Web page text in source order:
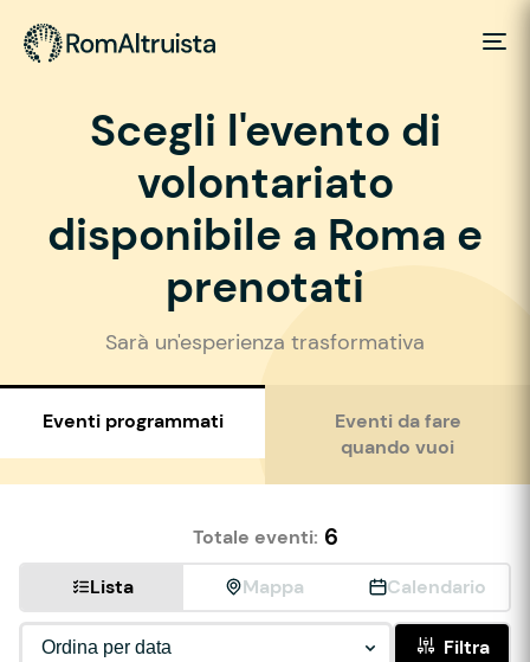
Scegli l'evento di
volontariato
disponibile a Roma e
prenotati
Sarà un'esperienza trasformativa
Eventi programmati
Eventi da fare
quando vuoi
Totale eventi: 6
Lista Mappa Calendario
Filtra